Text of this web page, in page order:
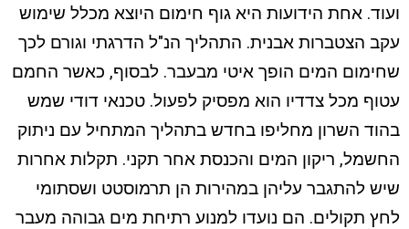
ועוד. אחת הידועות היא גוף חימום היוצא מכלל שימוש
עקב הצטברות אבנית. התהליך הנ"ל הדרגתי וגורם לכך
שחימום המים הופך איטי מבעבר. לבסוף, כאשר החמם
עטוף מכל צדדיו הוא מפסיק לפעול. טכנאי דודי שמש
בהוד השרון מחליפו בחדש בתהליך המתחיל עם ניתוק
החשמל, ריקון המים והכנסת אחר תקני. תקלות אחרות
שיש להתגבר עליהן במהירות הן תרמוסטט ושסתומי
לחץ תקולים. הם נועדו למנוע רתיחת מים גבוהה מעבר